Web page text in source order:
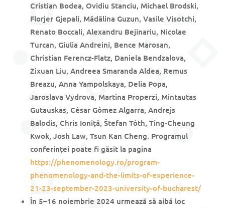
Cristian Bodea, Ovidiu Stanciu, Michael Brodski,
Florjer Gjepali, Mădălina Guzun, Vasile Visotchi,
Renato Boccali, Alexandru Bejinariu, Nicolae
Turcan, Giulia Andreini, Bence Marosan,
Christian Ferencz-Flatz, Daniela Bendzalova,
Zixuan Liu, Andreea Smaranda Aldea, Remus
Breazu, Anna Yampolskaya, Delia Popa,
Jaroslava Vydrova, Martina Properzi, Mintautas
Gutauskas, César Gómez Algarra, Andrejs
Balodis, Chris Ioniță, Štefan Tóth, Ting-Cheung
Kwok, Josh Law, Tsun Kan Cheng. Programul
conferinței poate fi găsit la pagina
https://phenomenology.ro/program-
phenomenology-and-the-limits-of-experience-
21-23-september-2023-university-of-bucharest/
În 5–16 noiembrie 2024 urmează să aibă loc